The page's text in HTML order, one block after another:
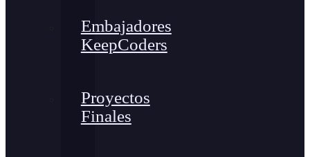
Embajadores
KeepCoders
Proyectos
Finales